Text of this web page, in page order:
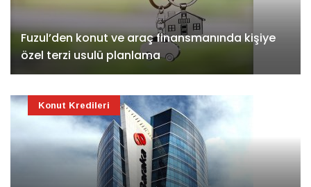
Fuzul’den konut ve araç finansmanında kişiye
özel terzi usulü planlama
Konut Kredileri